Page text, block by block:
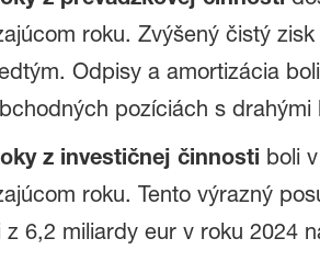
roku. Zvýšený čistý
Odpisy a amortizácia
pozíciách s
z investičnej činnosti boli
roku. Tento výrazný
z 6,2 miliardy eur v roku 2024